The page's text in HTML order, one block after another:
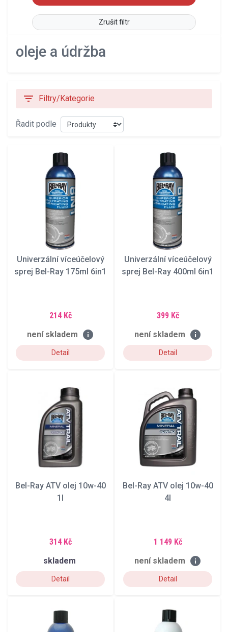
Zrušit filtr
oleje a údržba
filter_list Filtry/Kategorie
Řadit podle
Univerzální víceúčelový
sprej Bel-Ray 175ml 6in1
214 Kč
není skladem info
Detail
Univerzální víceúčelový
sprej Bel-Ray 400ml 6in1
399 Kč
není skladem info
Detail
Bel-Ray ATV olej 10w-40
1l
314 Kč
skladem
Detail
Bel-Ray ATV olej 10w-40
4l
1 149 Kč
není skladem info
Detail